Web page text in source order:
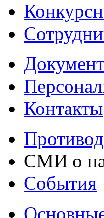
Контакты
СМИ о
События